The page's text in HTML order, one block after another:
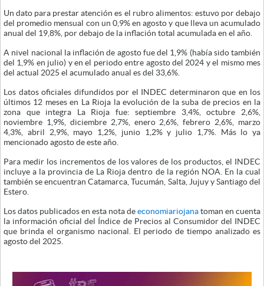
Un dato para prestar atención es el rubro alimentos: estuvo por debajo
del promedio mensual con un 0,9% en agosto y que lleva un acumulado
anual del 19,8%, por debajo de la inflación total acumulada en el año.
A nivel nacional la inflación de agosto fue del 1,9% (había sido también
del 1,9% en julio) y en el periodo entre agosto del 2024 y el mismo mes
del actual 2025 el acumulado anual es del 33,6%.
Los datos oficiales difundidos por el INDEC determinaron que en los
últimos 12 meses en La Rioja la evolución de la suba de precios en la
zona que integra La Rioja fue: septiembre 3,4%, octubre 2,6%,
noviembre 1,9%, diciembre 2,7%, enero 2,6%, febrero 2,6%, marzo
4,3%, abril 2,9%, mayo 1,2%, junio 1,2% y julio 1,7%. Más lo ya
mencionado agosto de este año.
Para medir los incrementos de los valores de los productos, el INDEC
incluye a la provincia de La Rioja dentro de la región NOA. En la cual
también se encuentran Catamarca, Tucumán, Salta, Jujuy y Santiago del
Estero.
Los datos publicados en esta nota deeconomiariojanatoman en cuenta
la información oficial del Índice de Precios al Consumidor del INDEC
que brinda el organismo nacional. El periodo de tiempo analizado es
agosto del 2025.